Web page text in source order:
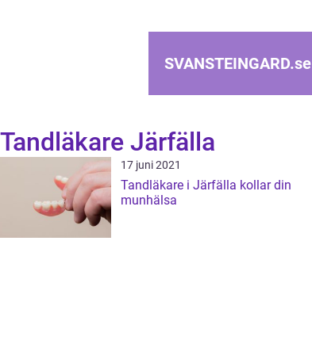
SVANSTEINGARD.se
Tandläkare Järfälla
17 juni 2021
Tandläkare i Järfälla kollar din
munhälsa